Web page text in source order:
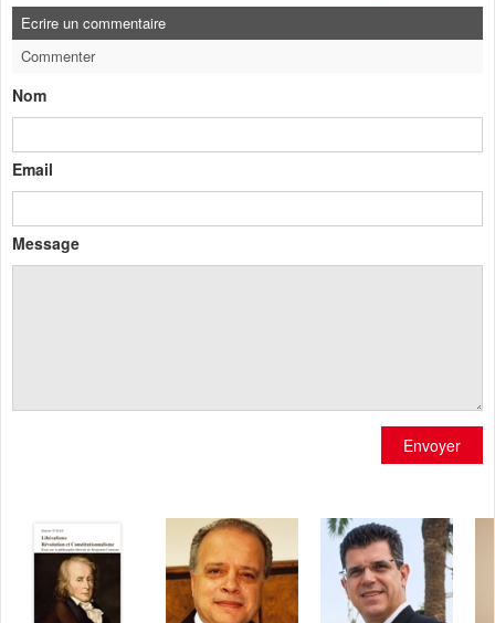
Ecrire un commentaire
Commenter
Nom
Email
Message
Envoyer